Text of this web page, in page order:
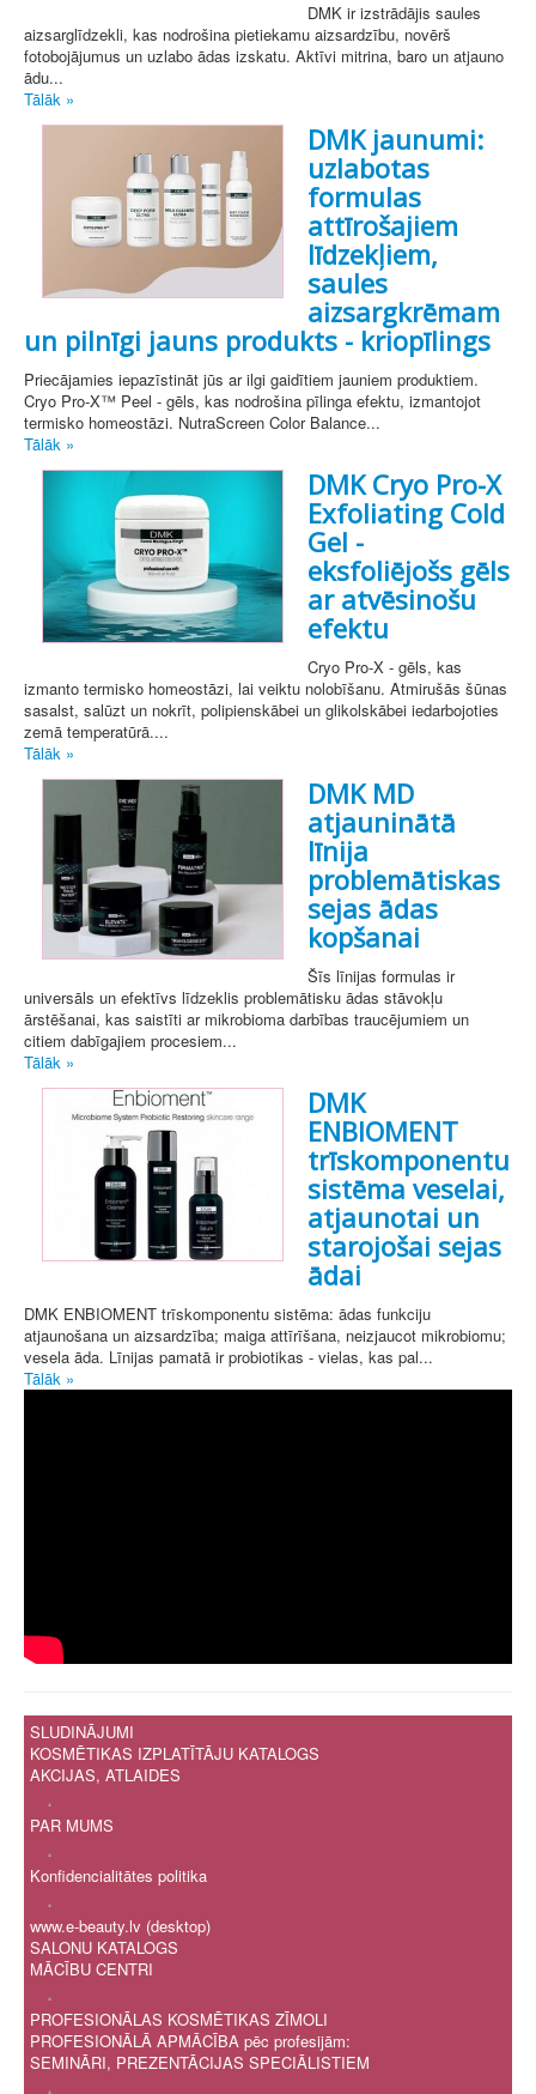
DMK ir izstrādājis saules
aizsarglīdzekli, kas nodrošina pietiekamu aizsardzību, novērš
fotobojājumus un uzlabo ādas izskatu. Aktīvi mitrina, baro un atjauno
ādu...
Tālāk »
DMK jaunumi:
uzlabotas
formulas
attīrošajiem
līdzekļiem,
saules
aizsargkrēmam
un pilnīgi jauns produkts - kriopīlings
Priecājamies iepazīstināt jūs ar ilgi gaidītiem jauniem produktiem.
Cryo Pro-X™ Peel - gēls, kas nodrošina pīlinga efektu, izmantojot
termisko homeostāzi. NutraScreen Color Balance...
Tālāk »
DMK Cryo Pro-X
Exfoliating Cold
Gel -
eksfoliējošs gēls
ar atvēsinošu
efektu
Cryo Pro-X - gēls, kas
izmanto termisko homeostāzi, lai veiktu nolobīšanu. Atmirušās šūnas
sasalst, salūzt un nokrīt, polipienskābei un glikolskābei iedarbojoties
zemā temperatūrā....
Tālāk »
DMK MD
atjauninātā
līnija
problemātiskas
sejas ādas
kopšanai
Šīs līnijas formulas ir
universāls un efektīvs līdzeklis problemātisku ādas stāvokļu
ārstēšanai, kas saistīti ar mikrobioma darbības traucējumiem un
citiem dabīgajiem procesiem...
Tālāk »
DMK
ENBIOMENT
trīskomponentu
sistēma veselai,
atjaunotai un
starojošai sejas
ādai
DMK ENBIOMENT trīskomponentu sistēma: ādas funkciju
atjaunošana un aizsardzība; maiga attīrīšana, neizjaucot mikrobiomu;
vesela āda. Līnijas pamatā ir probiotikas - vielas, kas pal...
Tālāk »
SLUDINĀJUMI
KOSMĒTIKAS IZPLATĪTĀJU KATALOGS
AKCIJAS, ATLAIDES
.
PAR MUMS
.
Konfidencialitātes politika
.
www.e-beauty.lv (desktop)
SALONU KATALOGS
MĀCĪBU CENTRI
.
PROFESIONĀLAS KOSMĒTIKAS ZĪMOLI
PROFESIONĀLĀ APMĀCĪBA pēc profesijām:
SEMINĀRI, PREZENTĀCIJAS SPECIĀLISTIEM
.